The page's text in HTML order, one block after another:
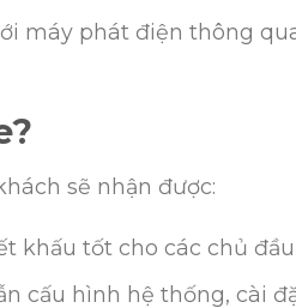
máy phát điện thông
sẽ nhận được:
khấu tốt cho các chủ
cấu hình hệ thống, cài